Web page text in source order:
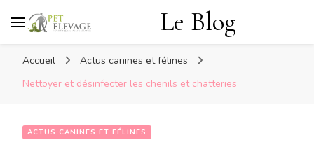
Le Blog
Accueil
Actus canines et félines
Nettoyer et désinfecter les chenils et chatteries
ACTUS CANINES ET FÉLINES